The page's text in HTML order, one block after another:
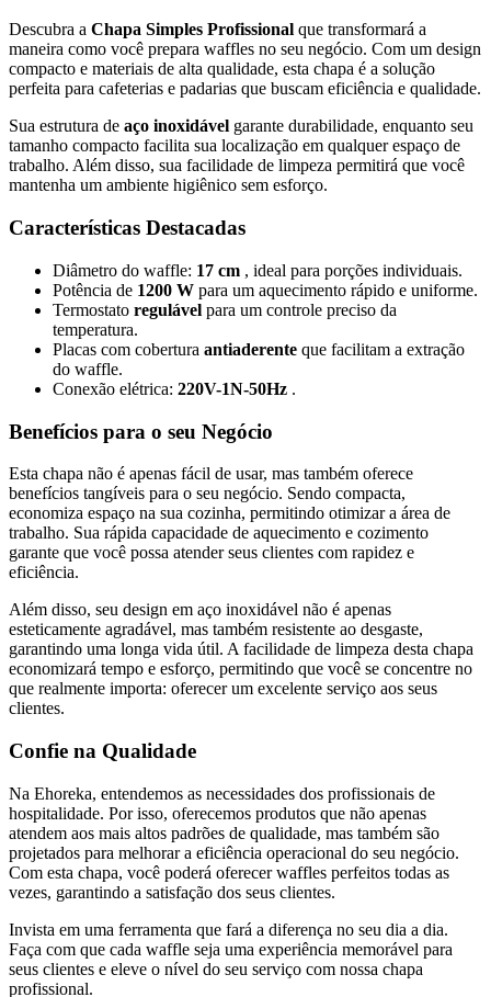
Descubra a Chapa Simples Profissional que transformará a
maneira como você prepara waffles no seu negócio. Com um design
compacto e materiais de alta qualidade, esta chapa é a solução
perfeita para cafeterias e padarias que buscam eficiência e qualidade.
Sua estrutura de aço inoxidável garante durabilidade, enquanto seu
tamanho compacto facilita sua localização em qualquer espaço de
trabalho. Além disso, sua facilidade de limpeza permitirá que você
mantenha um ambiente higiênico sem esforço.
Características Destacadas
Diâmetro do waffle: 17 cm , ideal para porções individuais.
Potência de 1200 W para um aquecimento rápido e uniforme.
Termostato regulável para um controle preciso da
temperatura.
Placas com cobertura antiaderente que facilitam a extração
do waffle.
Conexão elétrica: 220V-1N-50Hz .
Benefícios para o seu Negócio
Esta chapa não é apenas fácil de usar, mas também oferece
benefícios tangíveis para o seu negócio. Sendo compacta,
economiza espaço na sua cozinha, permitindo otimizar a área de
trabalho. Sua rápida capacidade de aquecimento e cozimento
garante que você possa atender seus clientes com rapidez e
eficiência.
Além disso, seu design em aço inoxidável não é apenas
esteticamente agradável, mas também resistente ao desgaste,
garantindo uma longa vida útil. A facilidade de limpeza desta chapa
economizará tempo e esforço, permitindo que você se concentre no
que realmente importa: oferecer um excelente serviço aos seus
clientes.
Confie na Qualidade
Na Ehoreka, entendemos as necessidades dos profissionais de
hospitalidade. Por isso, oferecemos produtos que não apenas
atendem aos mais altos padrões de qualidade, mas também são
projetados para melhorar a eficiência operacional do seu negócio.
Com esta chapa, você poderá oferecer waffles perfeitos todas as
vezes, garantindo a satisfação dos seus clientes.
Invista em uma ferramenta que fará a diferença no seu dia a dia.
Faça com que cada waffle seja uma experiência memorável para
seus clientes e eleve o nível do seu serviço com nossa chapa
profissional.